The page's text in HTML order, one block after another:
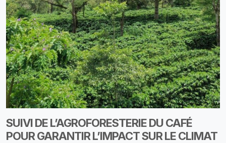
SUIVI DE L’AGROFORESTERIE DU CAFÉ
POUR GARANTIR L’IMPACT SUR LE CLIMAT